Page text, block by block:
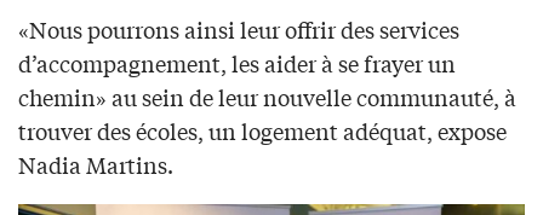
«Nous pourrons ainsi leur offrir des services
d’accompagnement, les aider à se frayer un
chemin» au sein de leur nouvelle communauté, à
trouver des écoles, un logement adéquat, expose
Nadia Martins.